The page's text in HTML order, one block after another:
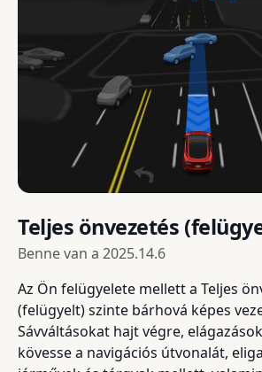
Teljes önvezetés
Benne van a 2025.14.6
Az Ön felügyelete mellett a Teljes
(felügyelt) szinte bárhová képes
Sávváltásokat hajt végre,
kövesse a navigációs útvonalát,